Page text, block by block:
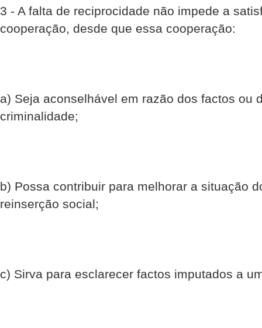
3 - A falta de reciprocidade não impede a
cooperação, desde que essa cooperação:
a) Seja aconselhável em razão dos factos ou
criminalidade;
b) Possa contribuir para melhorar a situação
reinserção social;
c) Sirva para esclarecer factos imputados a